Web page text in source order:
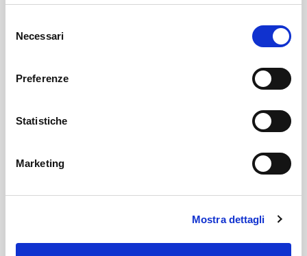
delNecessari
Preferenze
Statistiche
Marketing
Mostra dettagli
https://www.onoranzefunebrisof.it/necrologi/plinio-
moratti/
Villa Di Tirano Necrologi